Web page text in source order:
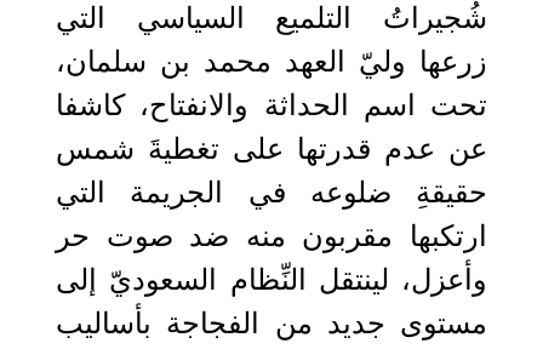
شُجيراتُ التلميع السياسي التي
زرعها وليّ العهد محمد بن سلمان،
تحت اسم الحداثة والانفتاح، كاشفا
عن عدم قدرتها على تغطيةَ شمس
حقيقةِ ضلوعه في الجريمة التي
ارتكبها مقربون منه ضد صوت حر
وأعزل، لينتقل النِّظام السعوديّ إلى
مستوى جديد من الفجاجة بأساليب